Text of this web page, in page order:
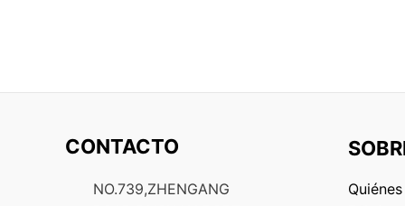
CONTACTO
NO.739,ZHENGANG